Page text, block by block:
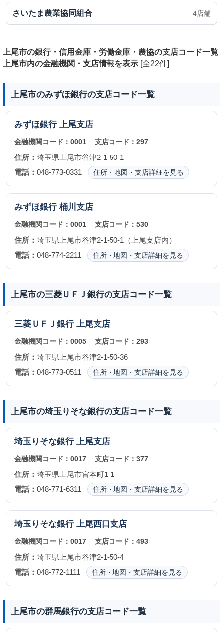
さいたま農業協同組合 4店舗
上尾市の銀行・信用金庫・労働金庫・農協の支店コード一覧
上尾市内の金融機関・支店情報を表示 [全22件]
上尾市のみずほ銀行の支店コード一覧
みずほ銀行 上尾支店
金融機関コード： 0001 支店コード：297
住所： 埼玉県上尾市谷津2-1-50-1
電話： 048-773-0331 住所・地図・支店詳細を見る
みずほ銀行 桶川支店
金融機関コード： 0001 支店コード：530
住所： 埼玉県上尾市谷津2-1-50-1（上尾支店内）
電話： 048-774-2211 住所・地図・支店詳細を見る
上尾市の三菱ＵＦＪ銀行の支店コード一覧
三菱ＵＦＪ銀行 上尾支店
金融機関コード： 0005 支店コード：293
住所： 埼玉県上尾市谷津2-1-50-36
電話： 048-773-0511 住所・地図・支店詳細を見る
上尾市の埼玉りそな銀行の支店コード一覧
埼玉りそな銀行 上尾支店
金融機関コード： 0017 支店コード：377
住所： 埼玉県上尾市宮本町1-1
電話： 048-771-6311 住所・地図・支店詳細を見る
埼玉りそな銀行 上尾西口支店
金融機関コード： 0017 支店コード：493
住所： 埼玉県上尾市谷津2-1-50-4
電話： 048-772-1111 住所・地図・支店詳細を見る
上尾市の群馬銀行の支店コード一覧